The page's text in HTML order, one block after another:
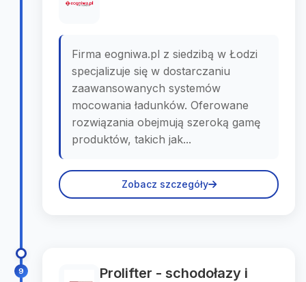
Firma eogniwa.pl z siedzibą w Łodzi
specjalizuje się w dostarczaniu
zaawansowanych systemów
mocowania ładunków. Oferowane
rozwiązania obejmują szeroką gamę
produktów, takich jak...
Zobacz szczegóły
9
Prolifter - schodołazy i